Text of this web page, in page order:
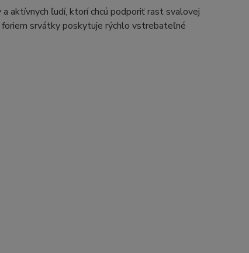
aktívnych ľudí, ktorí chcú podporiť rast svalovej
foriem srvátky poskytuje rýchlo vstrebateľné